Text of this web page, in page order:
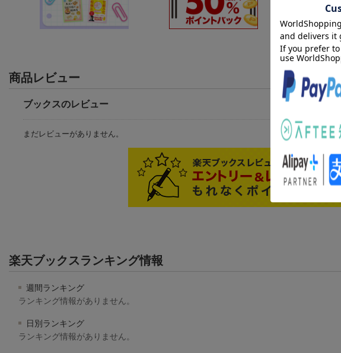
商品レビュー
ブックスのレビュー
まだレビューがありません。
楽天ブックスランキング情報
週間ランキング
ランキング情報がありません。
日別ランキング
ランキング情報がありません。